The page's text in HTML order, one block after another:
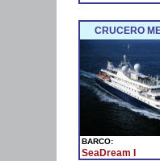
CRUCERO
BARCO:
SeaDream I